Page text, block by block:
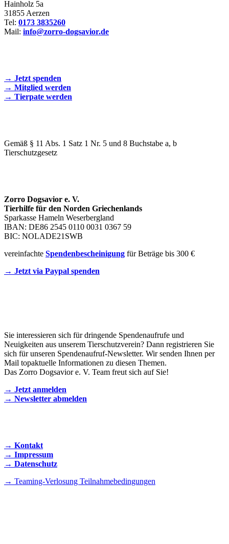
Hainholz 5a
31855 Aerzen
Tel: 0173 3835260
Mail: info@zorro-dogsavior.de
→ Jetzt spenden
→ Mitglied werden
→ Tierpate werden
Gemäß § 11 Abs. 1 Satz 1 Nr. 5 und 8 Buchstabe a, b
Tierschutzgesetz
Zorro Dogsavior e. V.
Tierhilfe für den Norden Griechenlands
Sparkasse Hameln Weserbergland
IBAN: DE86 2545 0110 0031 0367 59
BIC: NOLADE21SWB
vereinfachte Spendenbescheinigung für Beträge bis 300 €
→ Jetzt via Paypal spenden
Sie interessieren sich für dringende Spendenaufrufe und
Neuigkeiten aus unserem Tierschutzverein? Dann registrieren Sie
sich für unseren Spendenaufruf-Newsletter. Wir senden Ihnen per
Mail topaktuelle Informationen zu diesen Themen.
Das Zorro Dogsavior e. V. Team freut sich auf Sie!
→ Jetzt anmelden
→ Newsletter abmelden
→ Kontakt
→ Impressum
→ Datenschutz
→ Teaming-Verlosung Teilnahmebedingungen